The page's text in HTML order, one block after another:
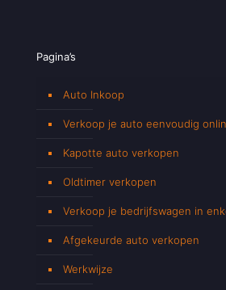
Pagina’s
Auto Inkoop
Verkoop je auto eenvoudig
Kapotte auto verkopen
Oldtimer verkopen
Verkoop je bedrijfswagen in
Afgekeurde auto verkopen
Werkwijze